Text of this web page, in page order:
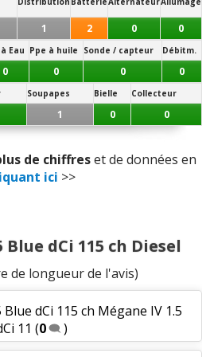
:2n'aiment pas
intérieure:1n'aime pas
:2n'aiment pas
:6aiment4n'aiment
pas
:4 n'aiment pas
:2
n'aiment pas
du réservoir:1aime
Conso raisonnable)
maitrisé/Jantes exposées aux
/ Conso raisonnable)
1 2 0 0
Eau Ppe à huile Sonde / capteur Débitm.
0 0 0 0
Soupapes Bielle Collecteur
1 0 0
de chiffreset de données en
ici >>
Blue dCi 115 ch Diesel
de longueur de l'avis)
Blue dCi 115 ch Mégane IV 1.5
11 (0 )